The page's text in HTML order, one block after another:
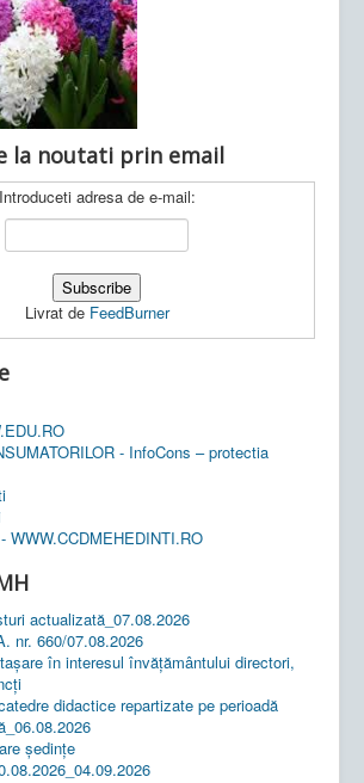
la noutati prin email
Introduceti adresa de e-mail:
Livrat de FeedBurner
- InfoCons – protectia
WWW.CCDMEHEDINTI.RO
actualizată_07.08.2026
nr. 660/07.08.2026
în interesul învățământului directori,
didactice repartizate pe perioadă
ședințe